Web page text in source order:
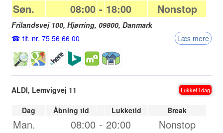
Søn.
08:00 - 18:00 Nonstop
Frilandsvej 100, Hjørring, 09800, Danmark
tlf. nr. 75 56 66 00
Læs mere
ALDI, Lemvigvej 11 Lukket i dag
Dag Åbning tid Lukketid Break
Man. 08:00 - 20:00
Nonstop